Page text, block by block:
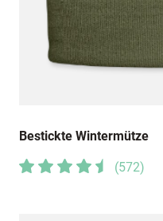
Bestickte Wintermütze
(572)